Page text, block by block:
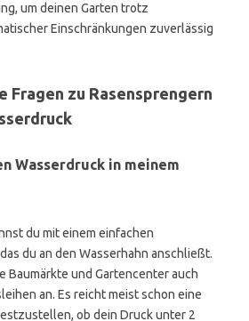
um deinen Garten trotz
Einschränkungen zuverlässig
Fragen zu Rasensprengern
Wasserdruck in meinem
du mit einem einfachen
du an den Wasserhahn anschließt.
Baumärkte und Gartencenter auch
an. Es reicht meist schon eine
ob dein Druck unter 2